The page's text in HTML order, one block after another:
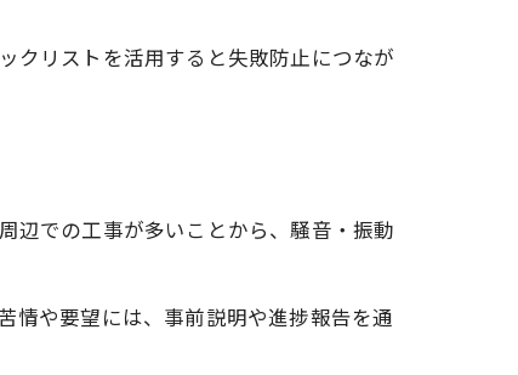
クリストを活用すると失敗防止につなが
辺での工事が多いことから、騒音・振動
情や要望には、事前説明や進捗報告を通